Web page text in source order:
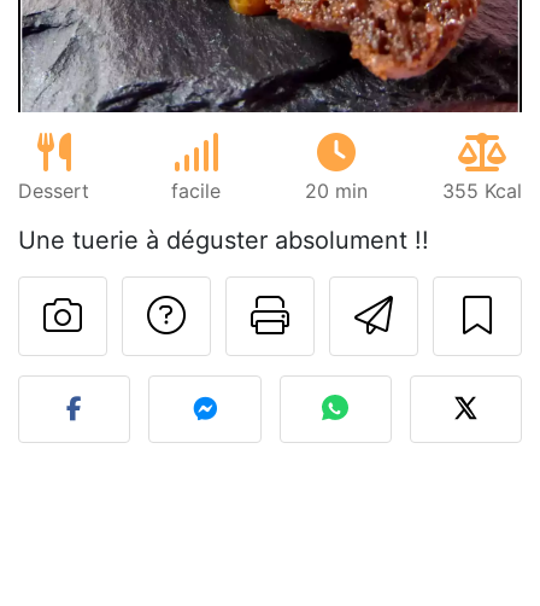
Dessert facile 20 min 355 Kcal
Une tuerie à déguster absolument !!
Imprimer
Poser une
Publier votre photo de